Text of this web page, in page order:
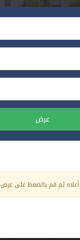
عرض
ثم قم بالضغط على عرض